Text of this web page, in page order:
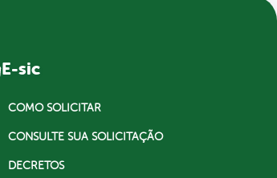
E-sic
COMO SOLICITAR
CONSULTE SUA SOLICITAÇÃO
DECRETOS